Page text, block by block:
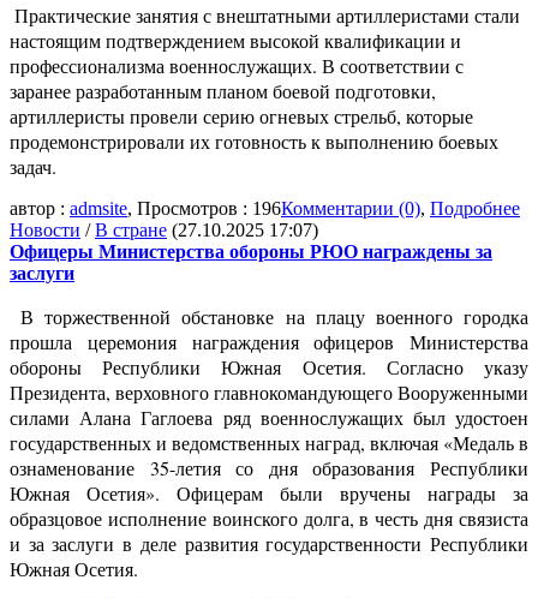
Практические занятия с внештатными артиллеристами стали
настоящим подтверждением высокой квалификации и
профессионализма военнослужащих. В соответствии с
заранее разработанным планом боевой подготовки,
артиллеристы провели серию огневых стрельб, которые
продемонстрировали их готовность к выполнению боевых
задач.
автор : admsite, Просмотров : 196Комментарии (0), Подробнее
Новости /В стране (27.10.2025 17:07)
Офицеры Министерства обороны РЮО награждены за
заслуги
В торжественной обстановке на плацу военного городка
прошла церемония награждения офицеров Министерства
обороны Республики Южная Осетия. Согласно указу
Президента, верховного главнокомандующего Вооруженными
силами Алана Гаглоева ряд военнослужащих был удостоен
государственных и ведомственных наград, включая «Медаль в
ознаменование 35-летия со дня образования Республики
Южная Осетия». Офицерам были вручены награды за
образцовое исполнение воинского долга, в честь дня связиста
и за заслуги в деле развития государственности Республики
Южная Осетия.